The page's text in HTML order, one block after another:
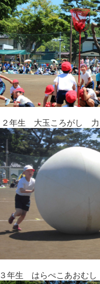
２年生 大玉ころがし 力
３年生 はらぺこあおむ